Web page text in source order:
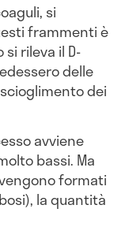
si
frammenti è
rileva il D-
delle
dei
avviene
bassi. Ma
formati
la quantità